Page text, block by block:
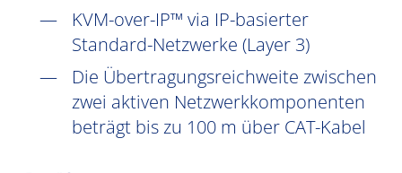
KVM-over-IP™ via IP-basierter
Standard-Netzwerke (Layer 3)
Die Übertragungsreichweite zwischen
zwei aktiven Netzwerkkomponenten
beträgt bis zu 100 m über CAT-Kabel